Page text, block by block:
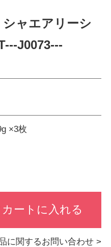
シャエアリーシ
J0073---
×3枚
に関するお問い合わせ >